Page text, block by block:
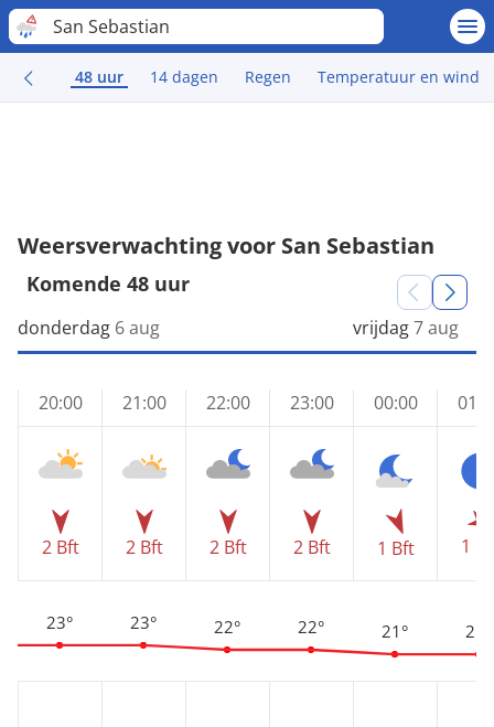
San Sebastian
48 uur 14 dagen Regen Temperatuur en wind
Weersverwachting voor San Sebastian
Komende 48 uur
donderdag 6 aug
20:00
2 Bft
23°
21:00
2 Bft
23°
22:00
2 Bft
22°
23:00
2 Bft
22°
vrijdag7 aug
00:00
1 Bft
21°
1
21°